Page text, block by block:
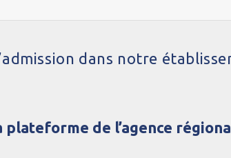
dans notre
de l’agence